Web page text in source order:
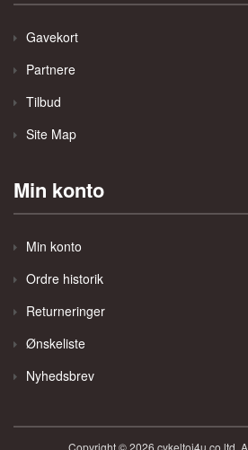
Gavekort
Partnere
Tilbud
Site Map
Min konto
Min konto
Ordre historik
Returneringer
Ønskeliste
Nyhedsbrev
Copyright © 2026 cykeltoj4u.co.ltd